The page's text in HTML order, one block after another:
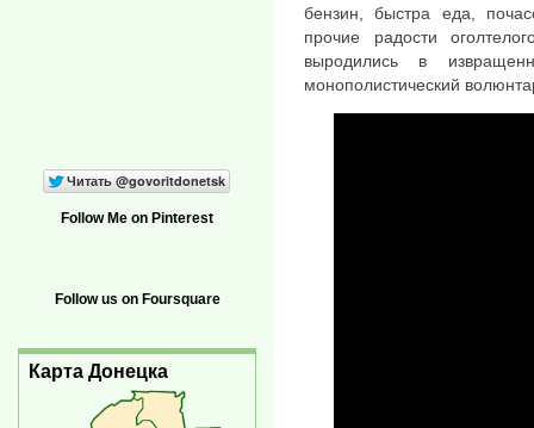
бензин, быстра еда,
прочие радости
выродились в
монополистический
Follow Me on Pinterest
Follow us on Foursquare
Карта Донецка